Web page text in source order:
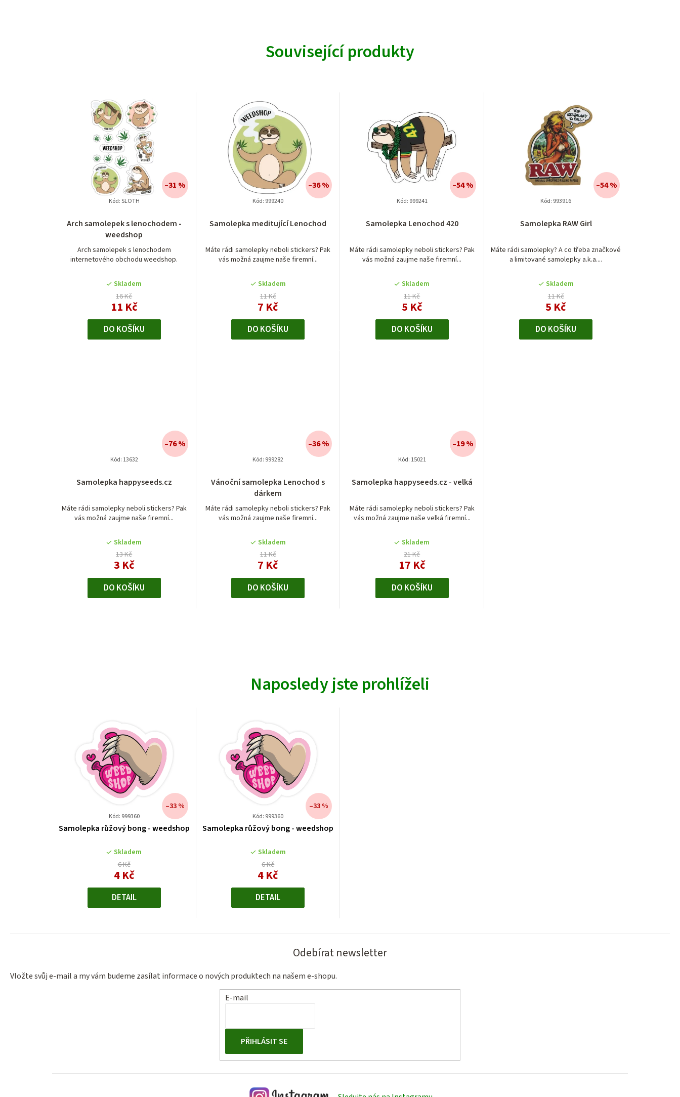
Související produkty
Arch samolepek s lenochodem -
weedshop
Arch samolepek s lenochodem
internetového obchodu weedshop.
hodnocení
produktu
je
5,0
5
hvězdiček.
Skladem
16 Kč
11 Kč
–31 %
DO KOŠÍKU
Kód:SLOTH
Samolepka meditující Lenochod
Máte rádi samolepky neboli stickers? Pak
vás možná zaujme naše firemní...
hodnocení
je
5,0
5
hvězdiček.
Skladem
11 Kč
7 Kč
–36 %
DO KOŠÍKU
Kód: 999240
Samolepka Lenochod 420
Máte rádi samolepky neboli stickers? Pak
vás možná zaujme naše firemní...
hodnocení
je
5,0
5
hvězdiček.
Skladem
11 Kč
5 Kč
–54 %
DO KOŠÍKU
Kód: 999241
Samolepka RAW Girl
Máte rádi samolepky? A co třeba značkové
a limitované samolepky a.k.a....
Skladem
11 Kč
5 Kč
–54 %
DO KOŠÍKU
Kód: 993916
Samolepka happyseeds.cz
Máte rádi samolepky neboli stickers? Pak
vás možná zaujme naše firemní...
hodnocení
je
5,0
5
hvězdiček.
Skladem
13 Kč
3 Kč
–76 %
DO KOŠÍKU
Kód: 13632
Vánoční samolepka Lenochod s
dárkem
Máte rádi samolepky neboli stickers? Pak
vás možná zaujme naše firemní...
Skladem
11 Kč
7 Kč
–36 %
DO KOŠÍKU
Kód: 999282
Samolepka happyseeds.cz - velká
Máte rádi samolepky neboli stickers? Pak
vás možná zaujme naše velká firemní...
hodnocení
je
5,0
5
hvězdiček.
Skladem
21 Kč
17 Kč
–19 %
DO KOŠÍKU
Kód: 15021
Naposledy jste prohlíželi
Kód: 999360
Samolepka růžový bong - weedshop
Skladem
6 Kč
–33 %
4 KčMěrná
DETAIL
Kód: 999360
Samolepka růžový bong - weedshop
Skladem
6 Kč
–33 %
4 KčMěrná
DETAIL
Odebírat newsletter
Vložte svůj e-mail a my vám budeme zasílat informace o nových produktech na našem e-shopu.
E-mail
PŘIHLÁSIT SE